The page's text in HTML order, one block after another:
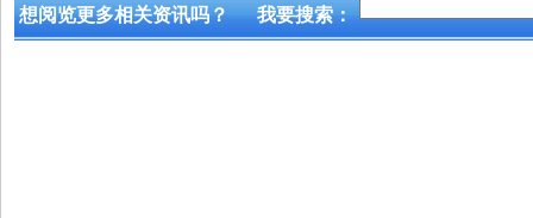
想阅览更多相关资讯吗？ 我要搜索：